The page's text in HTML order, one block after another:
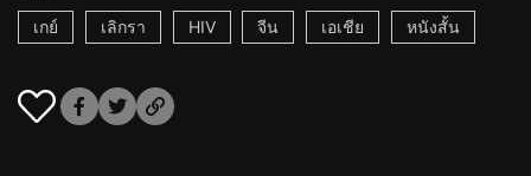
เกย์
เลิกรา HIV จีน เอเชีย หนังสั้น